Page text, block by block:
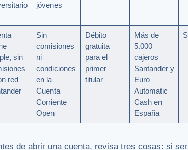
jóvenes
sin
red
Sin
comisiones
ni
condiciones
en la
Cuenta
Corriente
Open
Débito
gratuita
para el
primer
titular
Más de
5.000
cajeros
Santander y
Euro
Automatic
Cash en
España
de abrir una cuenta, revisa tres cosas: si